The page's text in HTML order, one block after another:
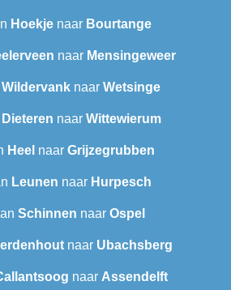
Hoekje naar Bourtange
naar Mensingeweer
Wildervank naar Wetsinge
Dieteren naar Wittewierum
Heel naar Grijzegrubben
Leunen naar Hurpesch
Schinnen naar Ospel
naar Ubachsberg
naar Assendelft